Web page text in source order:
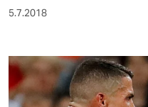
veranstaltungen
fragen & hilfe
unterstützen
5.7.2018